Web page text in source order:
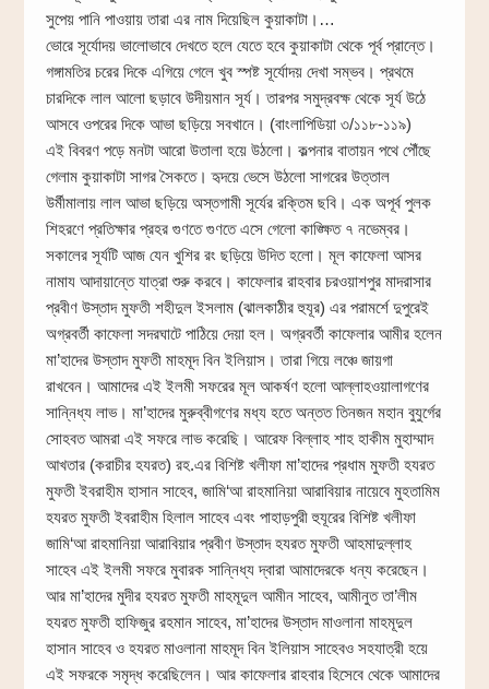
সুপেয় পানি পাওয়ায় তারা এর নাম দিয়েছিল কুয়াকাটা।…
ভোরে সূর্যোদয় ভালোভাবে দেখতে হলে যেতে হবে কুয়াকাটা থেকে পূর্ব প্রান্তে।
গঙ্গামতির চরের দিকে এগিয়ে গেলে খুব স্পষ্ট সূর্যোদয় দেখা সম্ভব। প্রথমে
চারদিকে লাল আলো ছড়াবে উদীয়মান সূর্য। তারপর সমুদ্রবক্ষ থেকে সূর্য উঠে
আসবে ওপরের দিকে আভা ছড়িয়ে সবখানে। (বাংলাপিডিয়া ৩/১১৮-১১৯)
এই বিবরণ পড়ে মনটা আরো উতালা হয়ে উঠলো। কল্পনার বাতায়ন পথে পৌঁছে
গেলাম কুয়াকাটা সাগর সৈকতে। হৃদয়ে ভেসে উঠলো সাগরের উত্তাল
উর্মীমালায় লাল আভা ছড়িয়ে অস্তগামী সূর্যের রক্তিম ছবি। এক অপূর্ব পুলক
শিহরণে প্রতিক্ষার প্রহর গুণতে গুণতে এসে গেলো কাঙ্ক্ষিত ৭ নভেম্বর।
সকালের সূর্যটি আজ যেন খুশির রং ছড়িয়ে উদিত হলো। মূল কাফেলা আসর
নামায আদায়ান্তে যাত্রা শুরু করবে। কাফেলার রাহবার চরওয়াশপুর মাদরাসার
প্রবীণ উস্তাদ মুফতী শহীদুল ইসলাম (ঝালকাঠীর হুযূর) এর পরামর্শে দুপুরেই
অগ্রবর্তী কাফেলা সদরঘাটে পাঠিয়ে দেয়া হল। অগ্রবর্তী কাফেলার আমীর হলেন
মা’হাদের উস্তাদ মুফতী মাহমূদ বিন ইলিয়াস। তারা গিয়ে লঞ্চে জায়গা
রাখবেন। আমাদের এই ইলমী সফরের মূল আকর্ষণ হলো আল্লাহওয়ালাগণের
সান্নিধ্য লাভ। মা’হাদের মুরুব্বীগণের মধ্য হতে অন্তত তিনজন মহান বুযুর্গের
সোহবত আমরা এই সফরে লাভ করেছি। আরেফ বিল্লাহ শাহ হাকীম মুহাম্মাদ
আখতার (করাচীর হযরত) রহ.এর বিশিষ্ট খলীফা মা’হাদের প্রধাম মুফতী হযরত
মুফতী ইবরাহীম হাসান সাহেব, জামি‘আ রাহমানিয়া আরাবিয়ার নায়েবে মুহতামিম
হযরত মুফতী ইবরাহীম হিলাল সাহেব এবং পাহাড়পুরী হুযূরের বিশিষ্ট খলীফা
জামি‘আ রাহমানিয়া আরাবিয়ার প্রবীণ উস্তাদ হযরত মুফতী আহমাদুল্লাহ
সাহেব এই ইলমী সফরে মুবারক সান্নিধ্য দ্বারা আমাদেরকে ধন্য করেছেন।
আর মা’হাদের মুদীর হযরত মুফতী মাহমূদুল আমীন সাহেব, আমীনুত তা’লীম
হযরত মুফতী হাফিজুর রহমান সাহেব, মা’হাদের উস্তাদ মাওলানা মাহমূদুল
হাসান সাহেব ও হযরত মাওলানা মাহমূদ বিন ইলিয়াস সাহেবও সহযাত্রী হয়ে
এই সফরকে সমৃদ্ধ করেছিলেন। আর কাফেলার রাহবার হিসেবে থেকে আমাদের